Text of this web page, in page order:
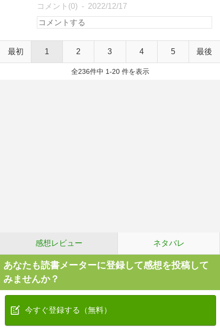
コメント(0) 2022/12/17
最初 1 2 3 4 5 最後
全236件中 1-20 件を表示
感想レビュー ネタバレ
あなたも読書メーターに登録して感想を投稿して
みませんか？
今すぐ登録する（無料）